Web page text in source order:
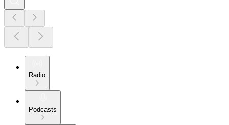
Radio
Podcasts